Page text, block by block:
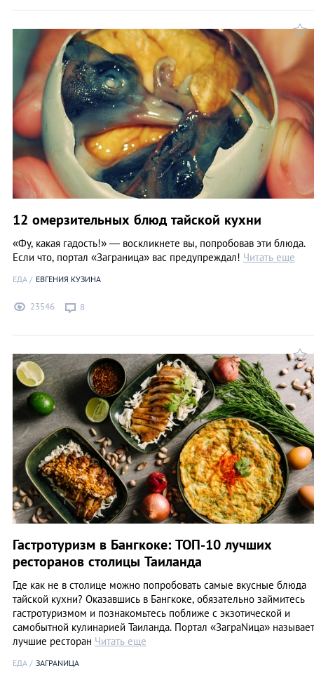
12 омерзительных блюд тайской кухни
«Фу, какая гадость!» — воскликнете вы, попробовав эти блюда.
Если что, портал «Заграница» вас предупреждал! Читать еще
ЕДА ЕВГЕНИЯ КУЗИНА
23546 8
Гастротуризм в Бангкоке: ТОП-10 лучших
ресторанов столицы Таиланда
Где как не в столице можно попробовать самые вкусные блюда
тайской кухни? Оказавшись в Бангкоке, обязательно займитесь
гастротуризмом и познакомьтесь поближе с экзотической и
самобытной кулинарией Таиланда. Портал «ЗаграNица» называет
лучшие ресторан Читать еще
ЕДА ЗАГРАNИЦА